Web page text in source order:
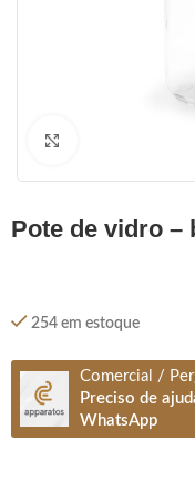
pote de vidro
254 em estoque
Comercial /
Preciso de
WhatsApp